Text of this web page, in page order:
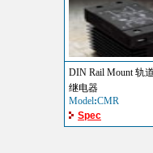
DIN Rail Mount 轨
继电器
Model:CMR
Spec